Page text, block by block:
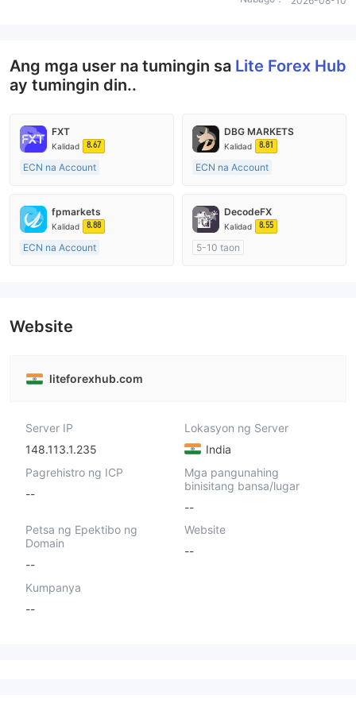
Ang mga user na tumingin sa Lite Forex Hub
ay tumingin din..
FXT
Kalidad 8.67
ECN na Account
Kinokontrol sa Australia
Paggawa ng Market (MM)
DBG MARKETS
Kalidad 8.81
ECN na Account
Kinokontrol sa Australia
Paggawa ng Market (MM)
fpmarkets
Kalidad 8.88
ECN na Account
Pangunahing label na MT4
DecodeFX
Kalidad 8.55
5-10 taon
Website
liteforexhub.com
Server IP
148.113.1.235
Lokasyon ng Server
India
Pagrehistro ng ICP
--
Mga pangunahing
binisitang bansa/lugar
--
Petsa ng Epektibo ng
Domain
--
Website
--
Kumpanya
--